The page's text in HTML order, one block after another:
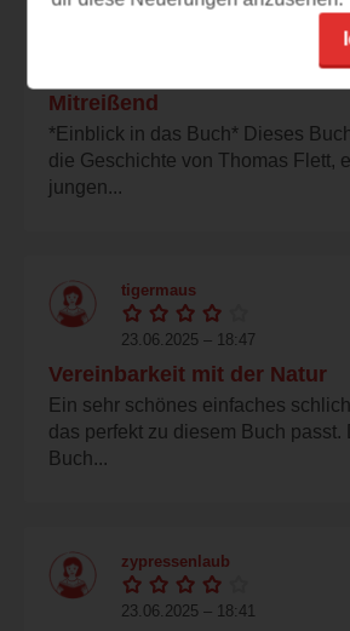
Mitreißend
*Einblick in das Buch* Dieses
die Geschichte von Thomas Flett,
jungen...
tigermaus
23.06.2025 – 18:47
Vereinbarkeit mit der Natur
Ein sehr schönes einfaches
das perfekt zu diesem Buch passt.
Buch...
zypressenlaub
23.06.2025 – 18:41